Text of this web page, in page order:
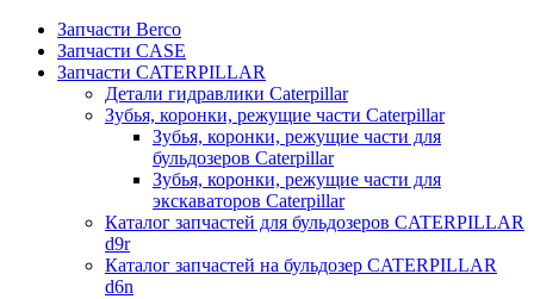
Запчасти Berco
Запчасти CASE
Запчасти CATERPILLAR
Детали гидравлики Caterpillar
Зубья, коронки, режущие части Caterpillar
Зубья, коронки, режущие части для
бульдозеров Caterpillar
Зубья, коронки, режущие части для
экскаваторов Caterpillar
Каталог запчастей для бульдозеров CATERPILLAR
d9r
Каталог запчастей на бульдозер CATERPILLAR
d6n